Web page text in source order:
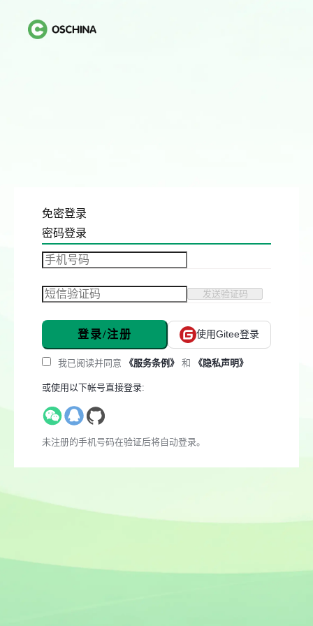
免密登录
密码登录
发送验证码
登录/注册 使用Gitee登录
我已阅读并同意 《服务条例》 和 《隐私声明》
或使用以下帐号直接登录:
未注册的手机号码在验证后将自动登录。